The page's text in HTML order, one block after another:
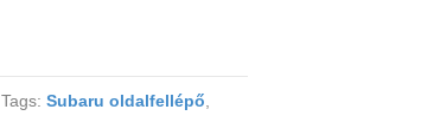
Tags:Subaru oldalfellépő